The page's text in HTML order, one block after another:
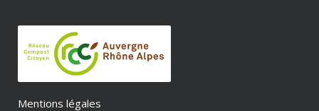
Mentions légales